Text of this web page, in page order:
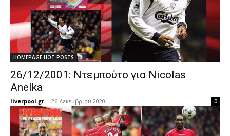
HOMEPAGE HOT POSTS
26/12/2001: Ντεμπούτο για Nicolas
Anelka
liverpool.gr - 26 Δεκεμβρίου 2020 0